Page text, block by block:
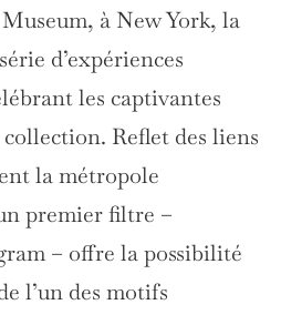
à New York, la
d’expériences
les captivantes
Reflet des liens
la métropole
premier filtre –
– offre la possibilité
l’un des motifs